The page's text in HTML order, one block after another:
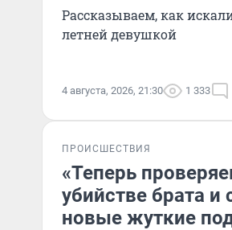
Рассказываем, как
летней девушкой
4 августа, 2026, 21:30 1 333
ПРОИСШЕСТВИЯ
«Теперь
убийстве брата и
новые жуткие